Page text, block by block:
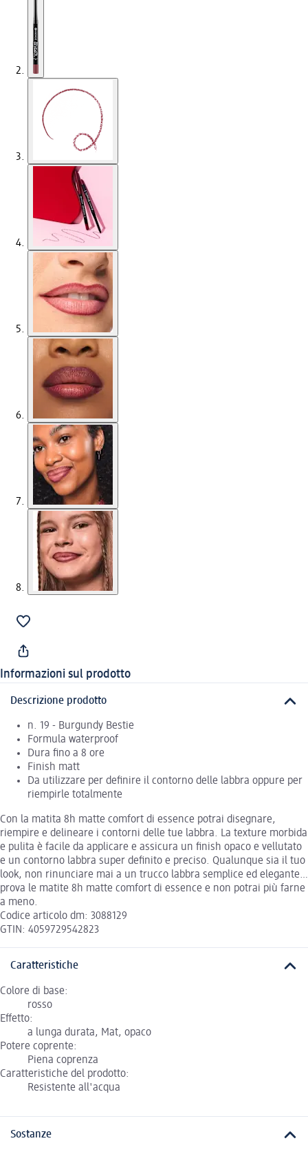
Informazioni sul prodotto
Descrizione prodotto
n. 19 - Burgundy Bestie
Formula waterproof
Dura fino a 8 ore
Finish matt
Da utilizzare per definire il contorno delle labbra oppure per
riempirle totalmente
Con la matita 8h matte comfort di essence potrai disegnare,
riempire e delineare i contorni delle tue labbra. La texture morbida
e pulita è facile da applicare e assicura un finish opaco e vellutato
e un contorno labbra super definito e preciso. Qualunque sia il tuo
look, non rinunciare mai a un trucco labbra semplice ed elegante…
prova le matite 8h matte comfort di essence e non potrai più farne
a meno.
Codice articolo dm: 3088129
GTIN: 4059729542823
Caratteristiche
Colore di base:
rosso
Effetto:
a lunga durata, Mat, opaco
Potere coprente:
Piena coprenza
Caratteristiche del prodotto:
Resistente all'acqua
Sostanze